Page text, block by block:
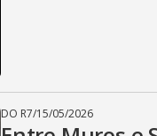
DO R7/15/05/2026